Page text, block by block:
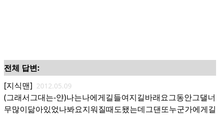
전체 답변:
[지식맨] 2012.05.09
(그래서그대는-얀)나는나에게길들여지길바래요그동안그댈너
무많이닮아있었나봐요지워질때도됐는데그댄또누군가에게길